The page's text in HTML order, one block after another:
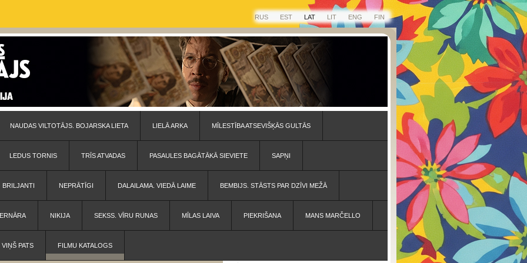
RUS EST LAT LIT ENG FIN
NAUDAS VILTOTĀJS. BOJARSKA LIETA LIELĀ ARKA MĪLESTĪBA ATSEVIŠĶĀS GULTĀS
LEDUS TORNIS TRĪS ATVADAS PASAULES BAGĀTĀKĀ SIEVIETE SAPŅI
BRILJANTI NEPRĀTĪGI DALAILAMA. VIEDĀ LAIME BEMBIJS. STĀSTS PAR DZĪVI MEŽĀ
NIKIJA SEKSS. VĪRU RUNAS MĪLAS LAIVA PIEKRIŠANA MANS MARČELLO
PATS FILMU KATALOGS